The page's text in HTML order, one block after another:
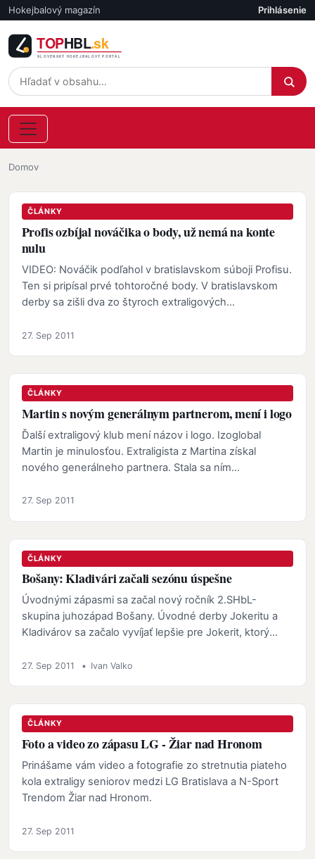
Skočiť na hlavný obsah
Hokejbalový magazín Účet
Prihlásenie
Omrvinka
Domov
ČLÁNKY
Profis ozbíjal nováčika o body, už nemá na konte
nulu
VIDEO: Nováčik podľahol v bratislavskom súboji Profisu.
Ten si pripísal prvé tohtoročné body. V bratislavskom
derby sa zišli dva zo štyroch extraligových…
27. Sep 2011
ČLÁNKY
Martin s novým generálnym partnerom, mení i logo
Ďalší extraligový klub mení názov i logo. Izoglobal
Martin je minulosťou. Extraligista z Martina získal
nového generálneho partnera. Stala sa ním
27. Sep 2011
ČLÁNKY
Bošany: Kladivári začali sezónu úspešne
Úvodnými zápasmi sa začal nový ročník 2.SHbL-
skupina juhozápad Bošany. Úvodné derby Jokeritu a
Kladivárov sa začalo vyvíjať lepšie pre Jokerit, ktorý
27. Sep 2011 • Ivan Valko
ČLÁNKY
Foto a video zo zápasu LG - Žiar nad Hronom
Prinášame vám video a fotografie zo stretnutia piateho
kola extraligy seniorov medzi LG Bratislava a N-Sport
Trendom Žiar nad Hronom.
27. Sep 2011